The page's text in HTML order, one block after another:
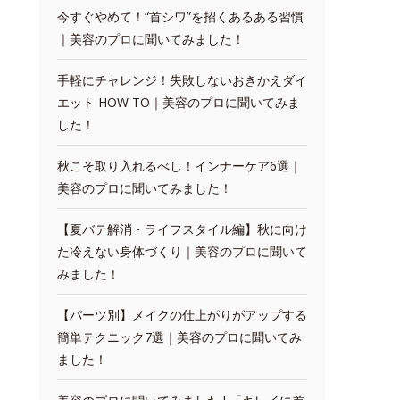
今すぐやめて！“首シワ”を招くあるある習慣
｜美容のプロに聞いてみました！
手軽にチャレンジ！失敗しないおきかえダイ
エット HOW TO｜美容のプロに聞いてみま
した！
秋こそ取り入れるべし！インナーケア6選｜
美容のプロに聞いてみました！
【夏バテ解消・ライフスタイル編】秋に向け
た冷えない身体づくり｜美容のプロに聞いて
みました！
【パーツ別】メイクの仕上がりがアップする
簡単テクニック7選｜美容のプロに聞いてみ
ました！